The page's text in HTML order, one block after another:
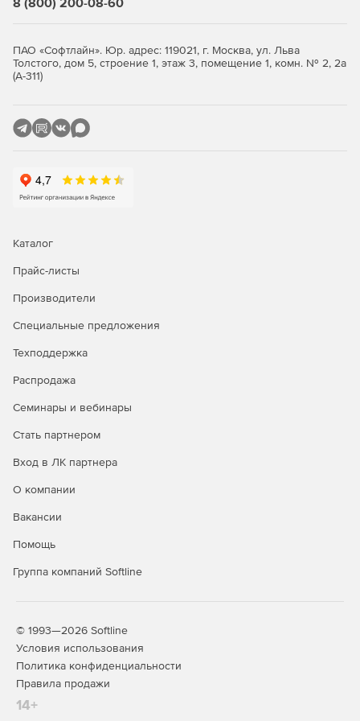
Функция Code Folding позволяет скрывать или
Системные требования:
Операционная система: Microsoft Windows XP, Vista,
Оперативная память: 256 Мб.
Свободное дисковое пространство: 65 Мб
ПАО «Софтлайн». Юр. адрес: 119021, г. Москва, ул. Льва
Толстого, дом 5, строение 1, этаж 3, помещение 1, комн. № 2, 2а
(А-311)
Каталог
Прайс-листы
Производители
Специальные предложения
Техподдержка
Распродажа
Семинары и вебинары
Стать партнером
Вход в ЛК партнера
О компании
Вакансии
Помощь
Группа компаний Softline
© 1993—2026 Softline
Условия использования
Политика конфиденциальности
Правила продажи
14+